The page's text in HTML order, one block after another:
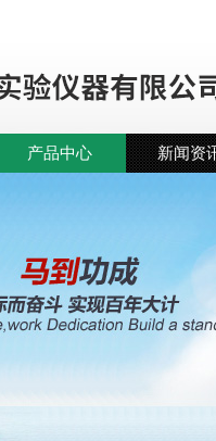
产品中心 新闻资